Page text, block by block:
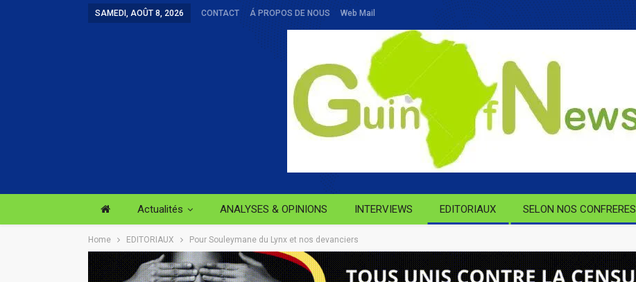
SAMEDI, AOÛT 8, 2026 CONTACT Á PROPOS DE NOUS Web Mail
Actualités ANALYSES & OPINIONS INTERVIEWS EDITORIAUX SELON NOS CONFRERES
Home EDITORIAUX Pour Souleymane du Lynx et nos devanciers